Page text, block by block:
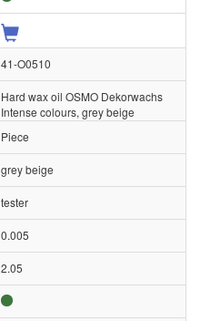
41-O0510
Hard wax oil OSMO Dekorwachs
Intense colours, grey beige
Piece
grey beige
tester
0.005
2.05